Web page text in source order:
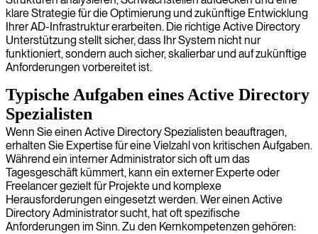
klare Strategie für die Optimierung und zukünftige Entwicklung
Ihrer AD-Infrastruktur erarbeiten. Die richtige Active Directory
Unterstützung stellt sicher, dass Ihr System nicht nur
funktioniert, sondern auch sicher, skalierbar und auf zukünftige
Anforderungen vorbereitet ist.
Typische Aufgaben eines Active Directory
Spezialisten
Wenn Sie einen Active Directory Spezialisten beauftragen,
erhalten Sie Expertise für eine Vielzahl von kritischen Aufgaben.
Während ein interner Administrator sich oft um das
Tagesgeschäft kümmert, kann ein externer Experte oder
Freelancer gezielt für Projekte und komplexe
Herausforderungen eingesetzt werden. Wer einen Active
Directory Administrator sucht, hat oft spezifische
Anforderungen im Sinn. Zu den Kernkompetenzen gehören: